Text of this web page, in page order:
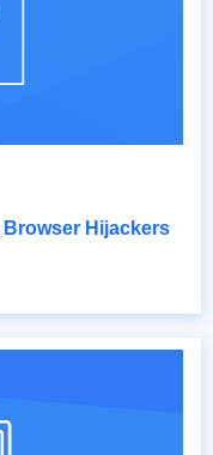
Browser Hijackers